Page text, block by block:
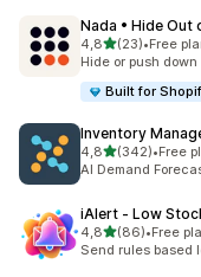
Nada • Hide Out
4,8na 5 gwiazdek
(23)
Łączna liczba
•Free
Hide or push
Built for
Inventory
4,8na 5 gwiazdek
(342)
Łączna liczba
•Free
AI Demand
iAlert ‑ Low
4,8na 5 gwiazdek
(86)
Łączna liczba
•Free
Send rules based